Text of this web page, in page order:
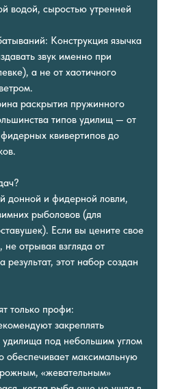
водой, сыростью утренней
Конструкция язычка
звук именно при
а не от хаотичного
раскрытия пружинного
типов удилищ — от
квивертипов до
донной и фидерной ловли,
рыболовов (для
Если вы цените свое
не отрывая взгляда от
этот набор создан
только профи:
закреплять
удилища под небольшим углом
обеспечивает максимальную
«жевательным»